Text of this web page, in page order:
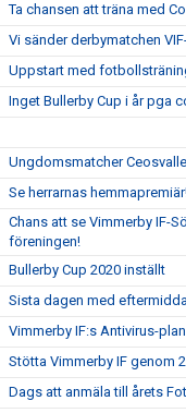
Ta chansen att träna med
Vi sänder derbymatchen
Uppstart med
Inget Bullerby Cup i år pga
Ungdomsmatcher
Se herrarnas
Chans att se Vimmerby IF-
föreningen!
Bullerby Cup 2020 inställt
Sista dagen med
Vimmerby IF:s Antivirus-
Stötta Vimmerby IF genom
Dags att anmäla till årets